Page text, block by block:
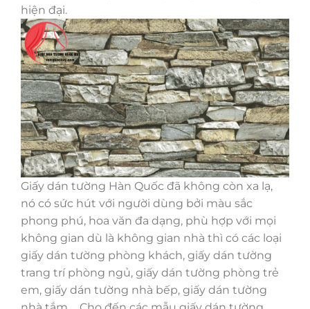
hiện đại.
Giấy dán tường Hàn Quốc đã không còn xa lạ,
nó có sức hút với người dùng bởi màu sắc
phong phú, hoa văn đa dạng, phù hợp với mọi
không gian dù là không gian nhà thì có các loại
giấy dán tường phòng khách, giấy dán tường
trang trí phòng ngủ, giấy dán tường phòng trẻ
em, giấy dán tường nhà bếp, giấy dán tường